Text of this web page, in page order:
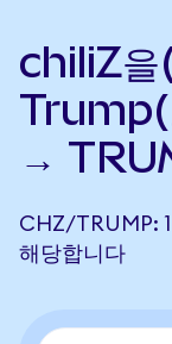
chiliZ
Trump(
→
CHZ/TRUMP:
해당합니다